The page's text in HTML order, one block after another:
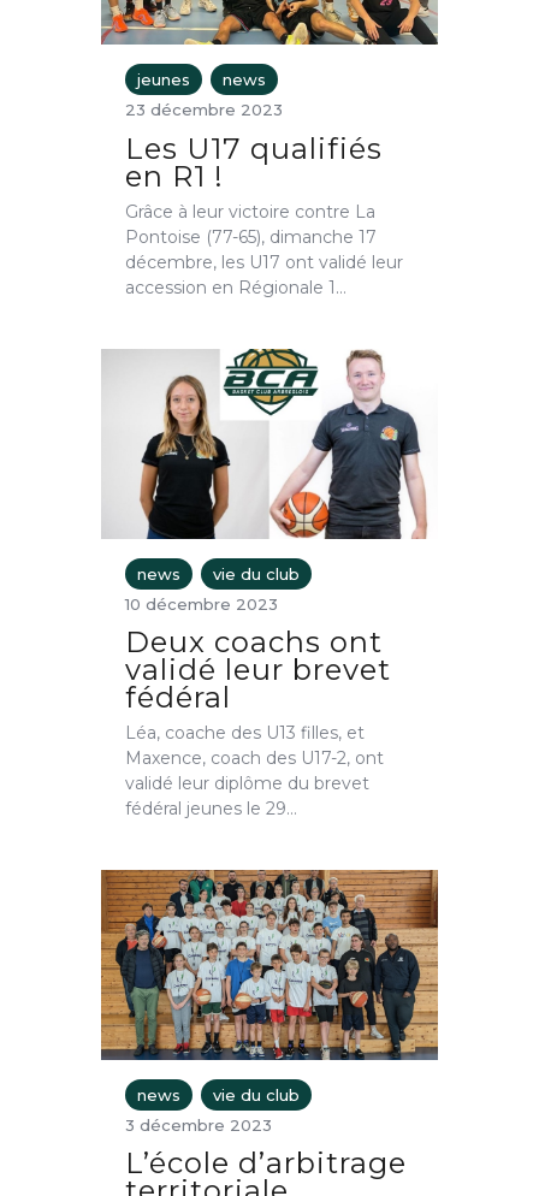
jeunes
news
23 décembre 2023
Les U17 qualifiés
en R1 !
Grâce à leur victoire contre La
Pontoise (77-65), dimanche 17
décembre, les U17 ont validé leur
accession en Régionale 1…
news
vie du club
10 décembre 2023
Deux coachs ont
validé leur brevet
fédéral
Léa, coache des U13 filles, et
Maxence, coach des U17-2, ont
validé leur diplôme du brevet
fédéral jeunes le 29…
news
vie du club
3 décembre 2023
L’école d’arbitrage